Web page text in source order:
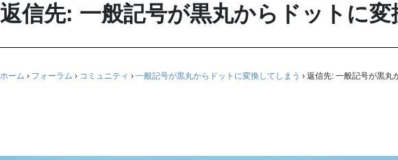
返信先: 一般記号が黒丸からドットに変
ホーム › フォーラム › コミュニティ › 一般記号が黒丸からドットに変換してしまう › 返信先: 一般記号が黒丸